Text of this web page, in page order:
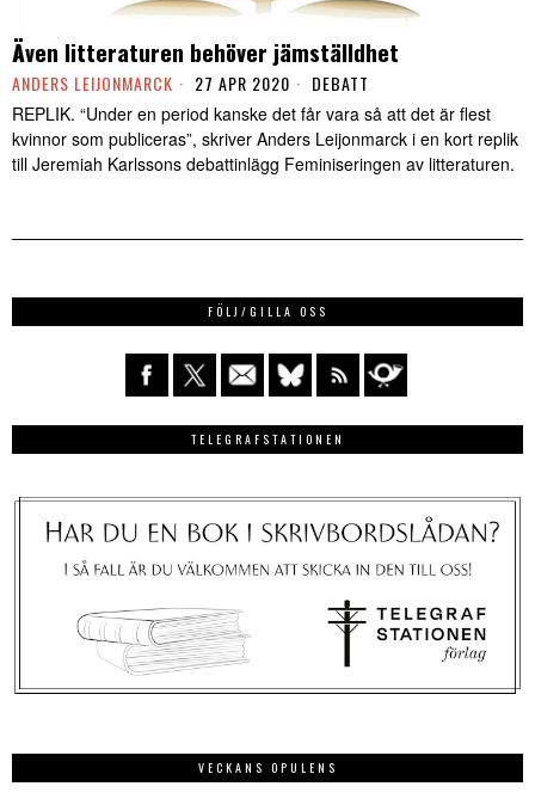
Även litteraturen behöver jämställdhet
ANDERS LEIJONMARCK 27 APR 2020 DEBATT
REPLIK. “Under en period kanske det får vara så att det är flest
kvinnor som publiceras”, skriver Anders Leijonmarck i en kort replik
till Jeremiah Karlssons debattinlägg Feminiseringen av litteraturen.
FÖLJ/GILLA OSS
TELEGRAFSTATIONEN
VECKANS OPULENS